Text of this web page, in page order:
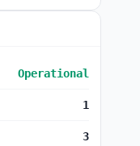
Operational
1
3